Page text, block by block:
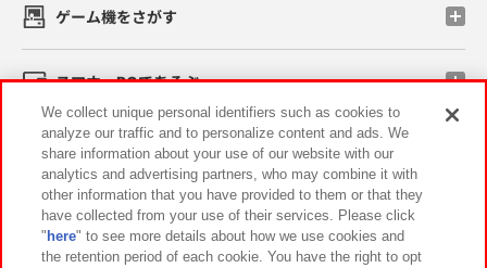
ゲーム機をさがす
スマホ・PCであそぶ
イベント・キャンペーン
関連会社 サステナビリティ サイトポリシー
We collect unique personal identifiers such as cookies to
analyze our traffic and to personalize content and ads. We
share information about your use of our website with our
analytics and advertising partners, who may combine it with
other information that you have provided to them or that they
have collected from your use of their services. Please click
" here" to see more details about how we use cookies and
the retention period of each cookie. You have the right to opt